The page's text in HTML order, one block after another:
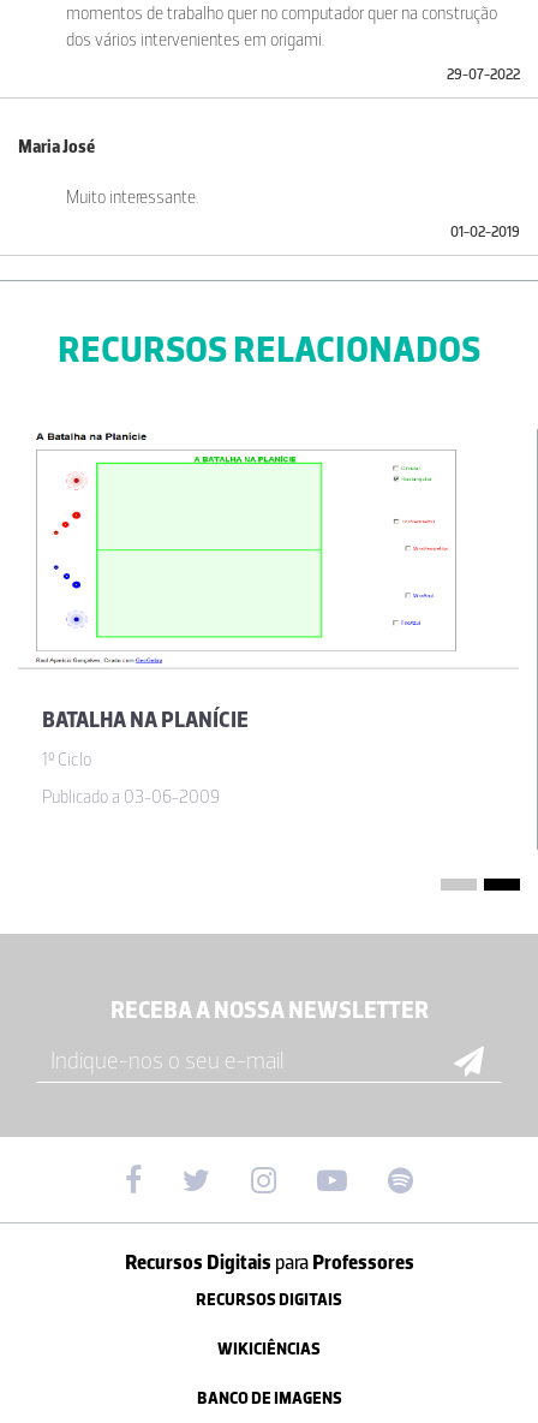
momentos de trabalho quer no computador quer na construção
dos vários intervenientes em origami.
29-07-2022
Maria José
Muito interessante.
01-02-2019
RECURSOS RELACIONADOS
BATALHA NA PLANÍCIE
1º Ciclo
Publicado a 03-06-2009
RECEBA A NOSSA NEWSLETTER
Recursos Digitais paraProfessores
RECURSOS DIGITAIS
WIKICIÊNCIAS
BANCO DE IMAGENS